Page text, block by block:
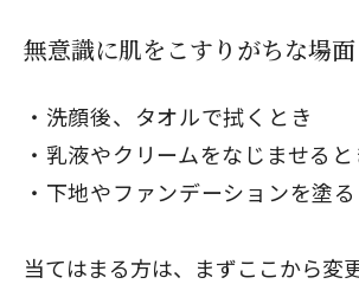
無意識に肌をこすりがちな場面
洗顔後、タオルで拭くとき
乳液やクリームをなじませると
下地やファンデーションを塗
当てはまる方は、まずここから変